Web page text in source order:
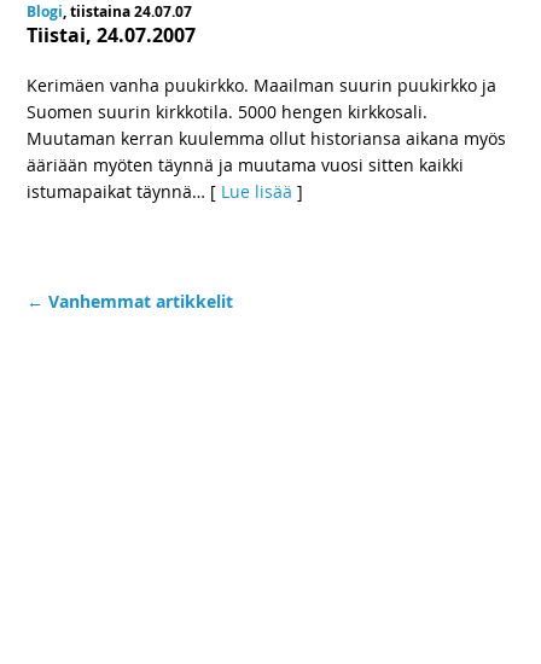
Blogi, tiistaina 24.07.07
Tiistai, 24.07.2007
Kerimäen vanha puukirkko. Maailman suurin puukirkko ja
Suomen suurin kirkkotila. 5000 hengen kirkkosali.
Muutaman kerran kuulemma ollut historiansa aikana myös
ääriään myöten täynnä ja muutama vuosi sitten kaikki
istumapaikat täynnä… [ Lue lisää ]
← Vanhemmat artikkelit